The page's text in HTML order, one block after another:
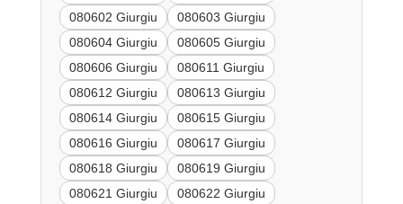
080602 Giurgiu
080603 Giurgiu
080604 Giurgiu
080605 Giurgiu
080606 Giurgiu
080611 Giurgiu
080612 Giurgiu
080613 Giurgiu
080614 Giurgiu
080615 Giurgiu
080616 Giurgiu
080617 Giurgiu
080618 Giurgiu
080619 Giurgiu
080621 Giurgiu
080622 Giurgiu